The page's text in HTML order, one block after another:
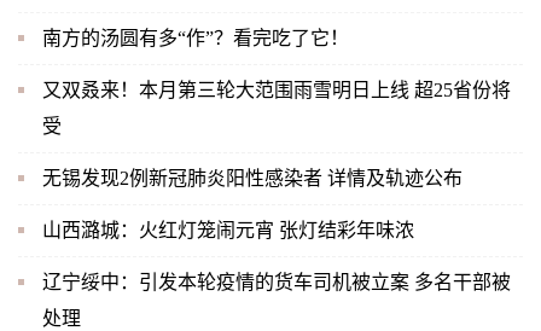
南方的汤圆有多“作”？看完吃了它！
又双叒来！本月第三轮大范围雨雪明日上线 超25省份将
受
无锡发现2例新冠肺炎阳性感染者 详情及轨迹公布
山西潞城：火红灯笼闹元宵 张灯结彩年味浓
辽宁绥中：引发本轮疫情的货车司机被立案 多名干部被
处理